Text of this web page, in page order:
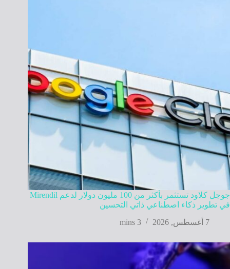
جوجل كلاود تستثمر بأكثر من 100 مليون دولار لدعم Mirendil
في تطوير ذكاء اصطناعي ذاتي التحسين
7 أغسطس, 2026
3 mins